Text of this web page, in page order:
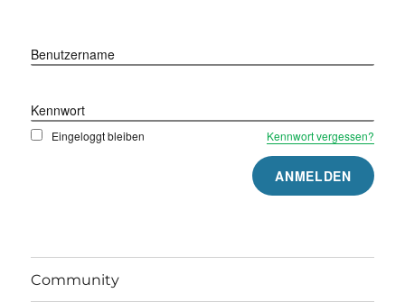
Benutzername
Kennwort
Eingeloggt bleiben Kennwort vergessen?
Community